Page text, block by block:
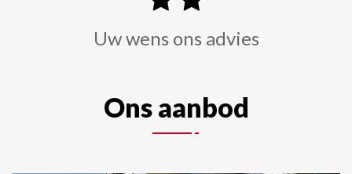
Uw wens ons advies
Ons aanbod